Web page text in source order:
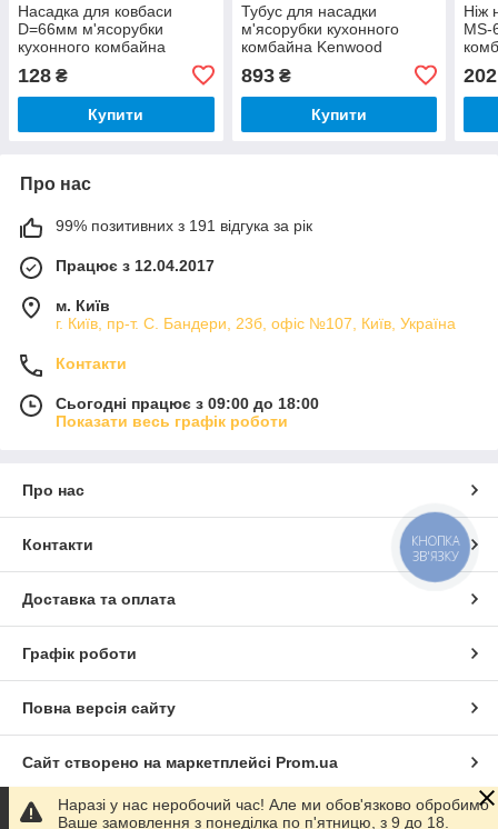
Насадка для ковбаси
D=66мм м'ясорубки
кухонного комбайна
128 ₴
Купити
Тубус для насадки
м'ясорубки кухонного
комбайна Kenwood
893₴
Купити
Ніж
MS-
202
Про нас
99% позитивних з 191 відгука за рік
Працює з 12.04.2017
м. Київ
г. Київ, пр-т. С. Бандери, 23б, офіс №107, Київ, Україна
Контакти
Сьогодні працює з 09:00 до 18:00
Показати весь графік роботи
Про нас
Контакти
Доставка та оплата
Графік роботи
Повна версія сайту
Сайт створено на маркетплейсі Prom.ua
Політика конфіденційності
Наразі у нас неробочий час! Але ми обов'язково обробимо
Ваше замовлення з понеділка по п'ятницю, з 9 до 18.
КНОПКА
ЗВ'ЯЗКУ